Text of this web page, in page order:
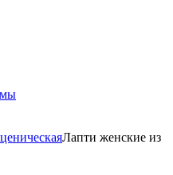
Лапти женские из